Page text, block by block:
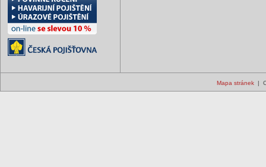
Mapa stránek|